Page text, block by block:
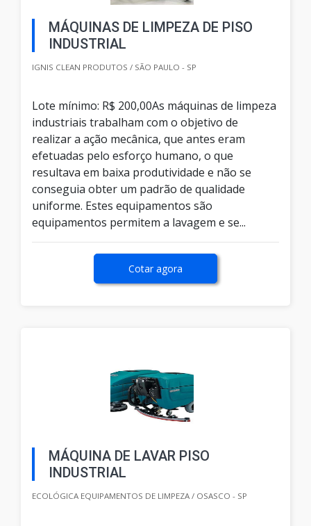
MÁQUINAS DE LIMPEZA DE PISO
INDUSTRIAL
IGNIS CLEAN PRODUTOS / SÃO PAULO - SP
Lote mínimo: R$ 200,00As máquinas de limpeza
industriais trabalham com o objetivo de
realizar a ação mecânica, que antes eram
efetuadas pelo esforço humano, o que
resultava em baixa produtividade e não se
conseguia obter um padrão de qualidade
uniforme. Estes equipamentos são
equipamentos permitem a lavagem e se...
Cotar agora
MÁQUINA DE LAVAR PISO
INDUSTRIAL
ECOLÓGICA EQUIPAMENTOS DE LIMPEZA / OSASCO - SP